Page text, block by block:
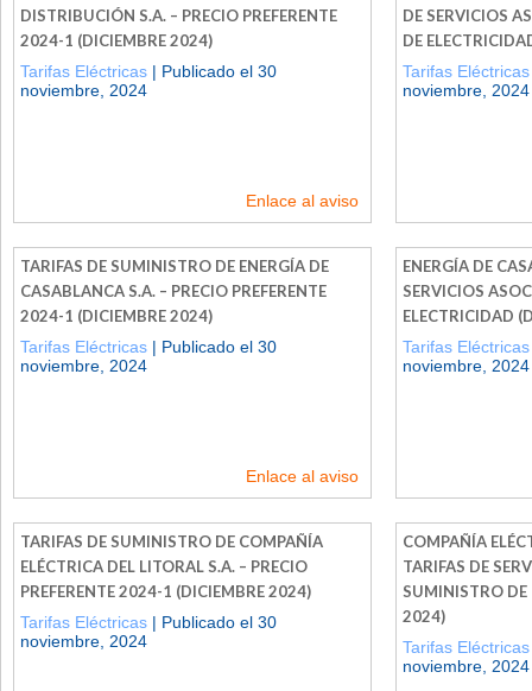
DISTRIBUCIÓN S.A. – PRECIO PREFERENTE
2024-1 (DICIEMBRE 2024)
Tarifas Eléctricas | Publicado el 30
noviembre, 2024
Enlace al aviso
DE SERVICIOS
DE
Tarifas Eléctricas
noviembre, 2024
TARIFAS DE SUMINISTRO DE ENERGÍA DE
CASABLANCA S.A. – PRECIO PREFERENTE
2024-1 (DICIEMBRE 2024)
Tarifas Eléctricas | Publicado el 30
noviembre, 2024
Enlace al aviso
ENERGÍA DE
SERVICIOS
ELECTRICIDAD
Tarifas Eléctricas
noviembre, 2024
TARIFAS DE SUMINISTRO DE COMPAÑÍA
ELÉCTRICA DEL LITORAL S.A. – PRECIO
PREFERENTE 2024-1 (DICIEMBRE 2024)
Tarifas Eléctricas | Publicado el 30
noviembre, 2024
COMPAÑÍA
TARIFAS DE
SUMINISTRO DE
2024)
Tarifas Eléctricas
noviembre, 2024